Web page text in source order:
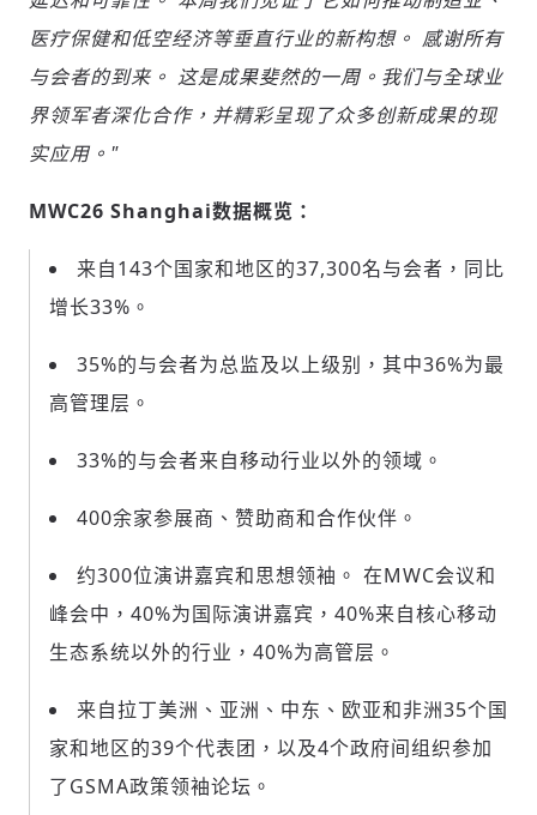
參與下一波全球科技革命
輸入 Email 驗證碼
請輸入發送到的驗證碼
医疗保健和低空经济等垂直行业的新构想。 感谢所有
与会者的到来。 这是成果斐然的一周。我们与全球业
界领军者深化合作，并精彩呈现了众多创新成果的现
实应用。"
MWC26 Shanghai数据概览：
来自143个国家和地区的37,300名与会者，同比
增长33%。
35%的与会者为总监及以上级别，其中36%为最
高管理层。
33%的与会者来自移动行业以外的领域。
400余家参展商、赞助商和合作伙伴。
约300位演讲嘉宾和思想领袖。 在MWC会议和
峰会中，40%为国际演讲嘉宾，40%来自核心移动
生态系统以外的行业，40%为高管层。
来自拉丁美洲、亚洲、中东、欧亚和非洲35个国
家和地区的39个代表团，以及4个政府间组织参加
了GSMA政策领袖论坛。